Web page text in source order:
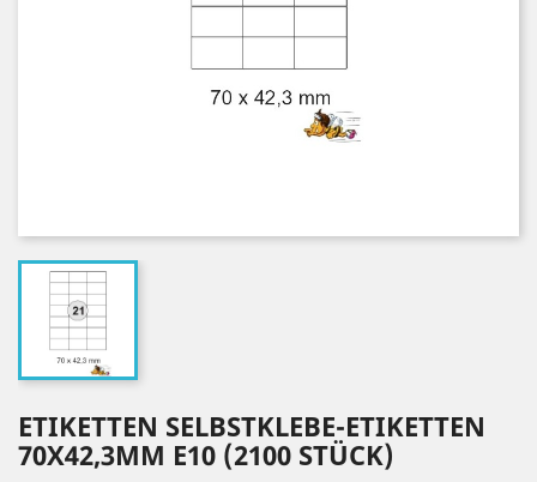
ETIKETTEN SELBSTKLEBE-ETIKETTEN
70X42,3MM E10 (2100 STÜCK)